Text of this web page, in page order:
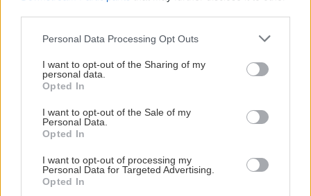
Please note that this website/app uses one or more Google
not limited to your visit or usage behaviour. You may click to
grant or deny consent to Google and its third-party tags to
use your data for below specified purposes in below Google
consent section.
Personal Data Processing Opt Outs
I want to opt-out of the Sharing of my
personal data.
Opted In
I want to opt-out of the Sale of my
Personal Data.
Opted In
I want to opt-out of processing my
Personal Data for Targeted Advertising.
Opted In